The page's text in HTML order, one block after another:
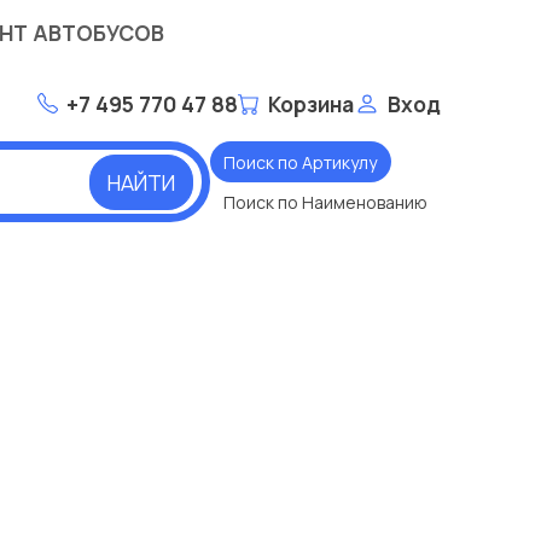
АВТОБУСОВ
+7 495 770 47 88 Корзина Вход
НАЙТИ
Поиск по Артикулу
Поиск по Наименованию